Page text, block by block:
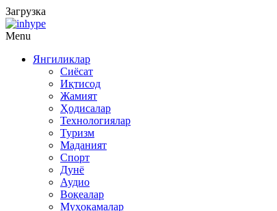
Загрузка
Menu
Янгиликлар
Сиёсат
Иқтисод
Жамият
Ҳодисалар
Технологиялар
Туризм
Маданият
Спорт
Дунё
Аудио
Воқеалар
Муҳокамалар